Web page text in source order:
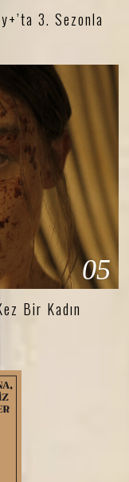
3. Sezonla
05
Bir Kadın